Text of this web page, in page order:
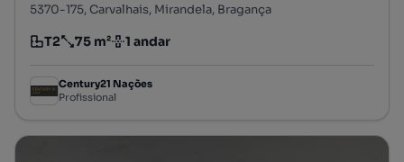
5370-175, Carvalhais, Mirandela, Bragança
Tipologia
T2
Preço por metro quadrado
75 m²
Andar 1 andar
Century21 Nações
Profissional